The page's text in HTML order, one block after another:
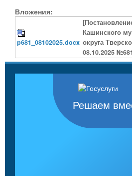
Вложения:
p681_08102025.docx
Кашинского
округа
08.10.2025
Решаем